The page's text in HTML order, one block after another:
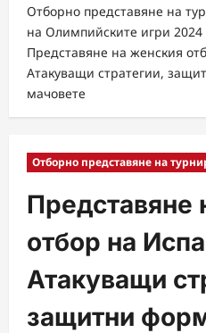
Отборно представяне на
на Олимпийските игри 2024
Представяне на женския
Атакуващи стратегии,
мачовете
Отборно представяне на
Представяне
отбор на
Атакуващи
защитни